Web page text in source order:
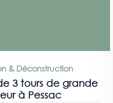
& Déconstruction
3 tours de grande
à Pessac